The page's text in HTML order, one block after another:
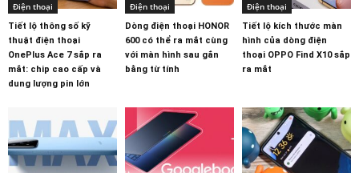
Điện thoại
Tiết lộ thông số kỹ
thuật điện thoại
OnePlus Ace 7 sắp ra
mắt: chip cao cấp và
dung lượng pin lớn
Điện thoại
Dòng điện thoại HONOR
600 có thể ra mắt cùng
với màn hình sau gắn
bằng từ tính
Điện thoại
Tiết lộ kích thước màn
hình của dòng điện
thoại OPPO Find X10 sắp
ra mắt